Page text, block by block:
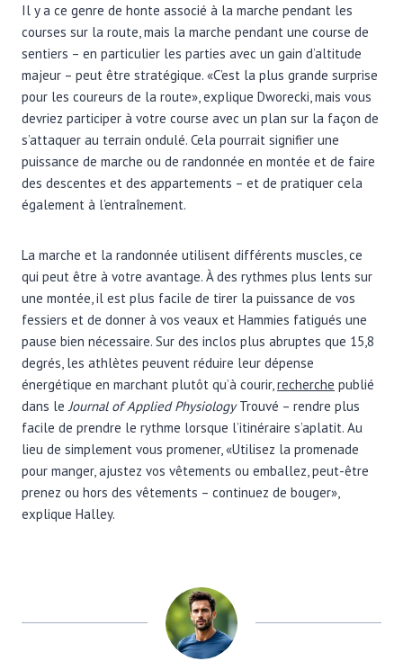
Il y a ce genre de honte associé à la marche pendant les
courses sur la route, mais la marche pendant une course de
sentiers – en particulier les parties avec un gain d’altitude
majeur – peut être stratégique. «C’est la plus grande surprise
pour les coureurs de la route», explique Dworecki, mais vous
devriez participer à votre course avec un plan sur la façon de
s’attaquer au terrain ondulé. Cela pourrait signifier une
puissance de marche ou de randonnée en montée et de faire
des descentes et des appartements – et de pratiquer cela
également à l’entraînement.
La marche et la randonnée utilisent différents muscles, ce
qui peut être à votre avantage. À des rythmes plus lents sur
une montée, il est plus facile de tirer la puissance de vos
fessiers et de donner à vos veaux et Hammies fatigués une
pause bien nécessaire. Sur des inclos plus abruptes que 15,8
degrés, les athlètes peuvent réduire leur dépense
énergétique en marchant plutôt qu’à courir, recherche publié
dans le Journal of Applied PhysiologyTrouvé – rendre plus
facile de prendre le rythme lorsque l’itinéraire s’aplatit. Au
lieu de simplement vous promener, «Utilisez la promenade
pour manger, ajustez vos vêtements ou emballez, peut-être
prenez ou hors des vêtements – continuez de bouger»,
explique Halley.